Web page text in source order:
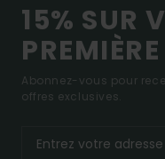
15% SUR
Abonnez-vous pour
offres exclusives.